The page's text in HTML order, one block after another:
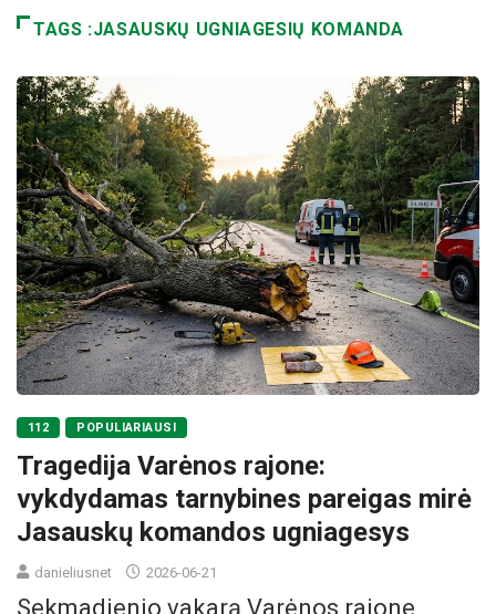
TAGS :JASAUSKŲ UGNIAGESIŲ KOMANDA
112 POPULIARIAUSI
Tragedija Varėnos rajone:
vykdydamas tarnybines pareigas mirė
Jasauskų komandos ugniagesys
danieliusnet 2026-06-21
Sekmadienio vakarą Varėnos rajone